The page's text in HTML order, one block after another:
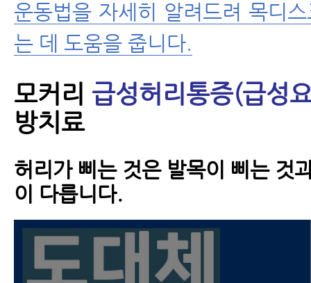
운동법을 자세히 알려드려 목디
는 데 도움을 줍니다.
모커리 급성허리통증(급성
방치료
허리가 삐는 것은 발목이 삐는 것
이 다릅니다.